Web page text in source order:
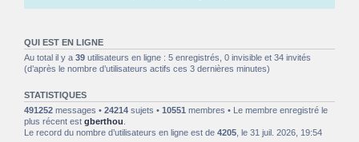
QUI EST EN LIGNE
Au total il y a39 utilisateurs en ligne : 5 enregistrés, 0 invisible et 34 invités
(d’après le nombre d’utilisateurs actifs ces 3 dernières minutes)
STATISTIQUES
491252 messages •24214 sujets •10551 membres • Le membre enregistré le
plus récent estgberthou
Le record du nombre d’utilisateurs en ligne est de4205 , le 31 juil. 2026, 19:54